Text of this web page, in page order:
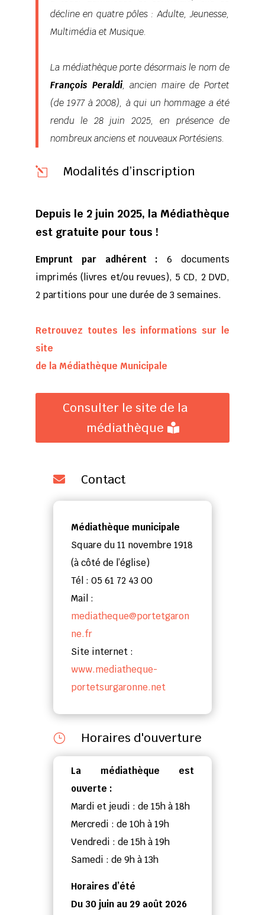
décline en quatre pôles : Adulte, Jeunesse,
Multimédia et Musique.
La médiathèque porte désormais le nom de
François Peraldi, ancien maire de Portet
(de 1977 à 2008), à qui un hommage a été
rendu le 28 juin 2025, en présence de
nombreux anciens et nouveaux Portésiens.
l Modalités d’inscription
Depuis le 2 juin 2025, la Médiathèque
est gratuite pour tous !
Emprunt par adhérent :6 documents
imprimés (livres et/ou revues), 5 CD, 2 DVD,
2 partitions pour une durée de 3 semaines.
Retrouvez toutes les informations sur le
site
de la Médiathèque Municipale
Consulter le site de la
médiathèque
 Contact
Médiathèque municipale
Square du 11 novembre 1918
(à côté de l’église)
Tél : 05 61 72 43 00
Mail :
mediatheque@portetgaron
ne.fr
Site internet :
www.mediatheque-
portetsurgaronne.net
} Horaires d'ouverture
La médiathèque est
ouverte :
Mardi et jeudi : de 15h à 18h
Mercredi : de 10h à 19h
Vendredi : de 15h à 19h
Samedi : de 9h à 13h
Horaires d’été
Du 30 juin au 29 août 2026